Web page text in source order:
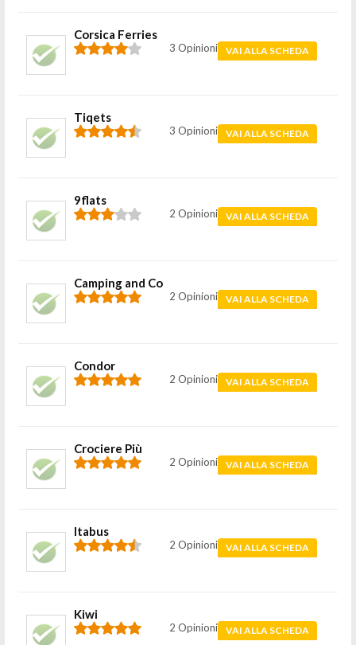
Corsica Ferries
3 Opinioni VAI ALLA SCHEDA
Tiqets
3 Opinioni VAI ALLA SCHEDA
9flats
2 Opinioni VAI ALLA SCHEDA
Camping and Co
2 Opinioni VAI ALLA SCHEDA
Condor
2 Opinioni VAI ALLA SCHEDA
Crociere Più
2 Opinioni VAI ALLA SCHEDA
Itabus
2 Opinioni VAI ALLA SCHEDA
Kiwi
2 Opinioni VAI ALLA SCHEDA